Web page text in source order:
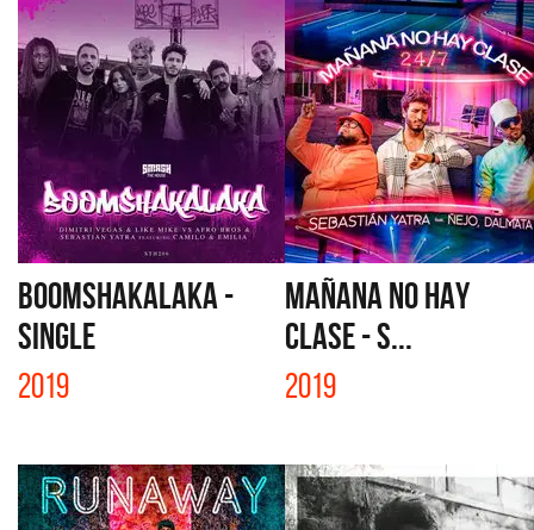
BOOMSHAKALAKA -
SINGLE
2019
MAÑANA NO HAY
CLASE - S...
2019